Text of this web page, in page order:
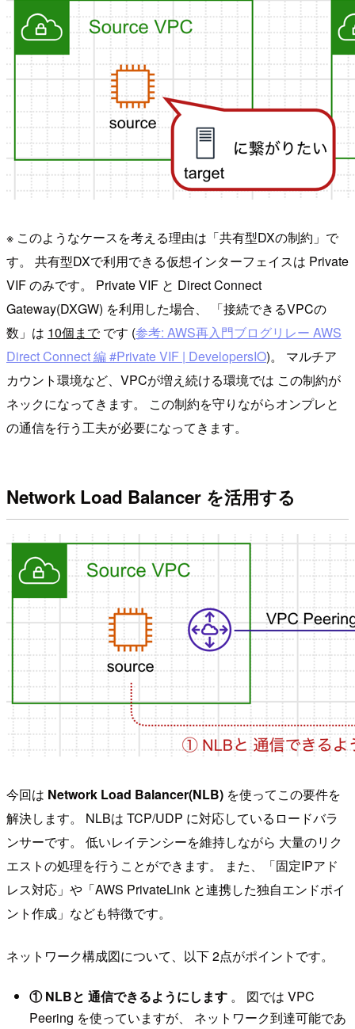
※ このようなケースを考える理由は「共有型DXの制約」で
す。 共有型DXで利用できる仮想インターフェイスは Private
VIF のみです。 Private VIF と Direct Connect
Gateway(DXGW) を利用した場合、 「接続できるVPCの
数」は 10個までです (参考: AWS再入門ブログリレー AWS
Direct Connect 編 #Private VIF | DevelopersIO)。 マルチア
カウント環境など、VPCが増え続ける環境では この制約が
ネックになってきます。 この制約を守りながらオンプレと
の通信を行う工夫が必要になってきます。
Network Load Balancer を活用する
今回は Network Load Balancer(NLB) を使ってこの要件を
解決します。 NLBは TCP/UDP に対応しているロードバラ
ンサーです。 低いレイテンシーを維持しながら 大量のリク
エストの処理を行うことができます。 また、「固定IPアド
レス対応」や「AWS PrivateLink と連携した独自エンドポイ
ント作成」なども特徴です。
ネットワーク構成図について、以下 2点がポイントです。
① NLBと 通信できるようにします。 図では VPC
Peering を使っていますが、 ネットワーク到達可能であ